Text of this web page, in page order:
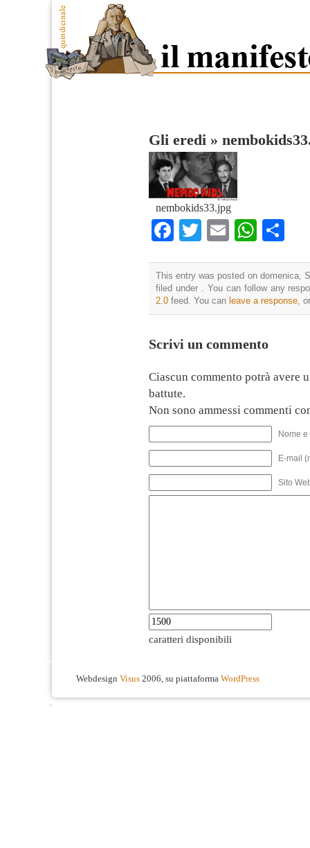
Gli eredi »
nembokids33.jpg
Facebook
TwitterEmail
This entry was posted on domenica,
filed under . You can follow any
2.0 feed. You can leave a response ,
Scrivi un commento
Ciascun commento potrà avere
battute.
Non sono ammessi commenti
Nome
E-mail
Sito
caratteri disponibili
Webdesign Visus 2006, su piattaforma WordPress